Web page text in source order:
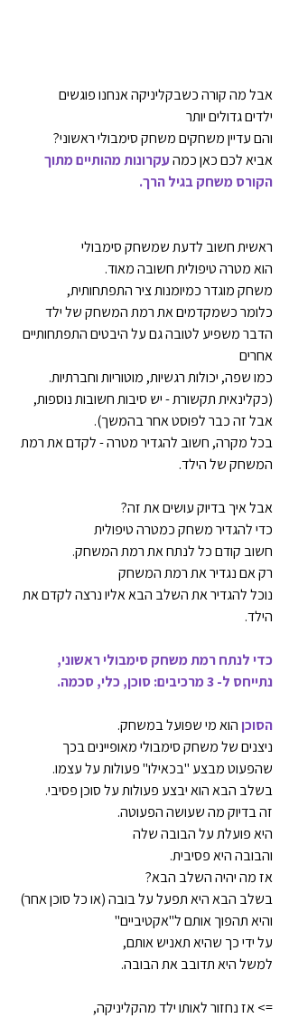
אבל מה קורה כשבקליניקה אנחנו פוגשים
ילדים גדולים יותר
והם עדיין משחקים משחק סימבולי ראשוני?
אביא לכם כאן כמה עקרונות מהותיים מתוך
הקורס משחק בגיל הרך.
ראשית חשוב לדעת שמשחק סימבולי
הוא מטרה טיפולית חשובה מאוד.
משחק מוגדר כמיומנות ציר התפתחותית,
כלומר כשמקדמים את רמת המשחק של ילד
הדבר משפיע לטובה גם על היבטים התפתחותיים
אחרים
כמו שפה, יכולות רגשיות, מוטוריות וחברתיות.
(כקלינאית תקשורת - יש סיבות חשובות נוספות,
אבל זה כבר לפוסט אחר בהמשך).
בכל מקרה, חשוב להגדיר מטרה - לקדם את רמת
המשחק של הילד.
אבל איך בדיוק עושים את זה?
כדי להגדיר משחק כמטרה טיפולית
חשוב קודם כל לנתח את רמת המשחק.
רק אם נגדיר את רמת המשחק
נוכל להגדיר את השלב הבא אליו נרצה לקדם את
הילד.
כדי לנתח רמת משחק סימבולי ראשוני,
נתייחס ל- 3 מרכיבים: סוכן, כלי, סכמה.
הסוכן הוא מי שפועל במשחק.
ניצנים של משחק סימבולי מאופיינים בכך
שהפעוט מבצע "בכאילו" פעולות על עצמו.
בשלב הבא הוא יבצע פעולות על סוכן פסיבי.
זה בדיוק מה שעושה הפעוטה.
היא פועלת על הבובה שלה
והבובה היא פסיבית.
אז מה יהיה השלב הבא?
בשלב הבא היא תפעל על בובה (או כל סוכן אחר)
והיא תהפוך אותם ל"אקטיביים"
על ידי כך שהיא תאניש אותם,
למשל היא תדובב את הבובה.
=> אז נחזור לאותו ילד מהקליניקה,